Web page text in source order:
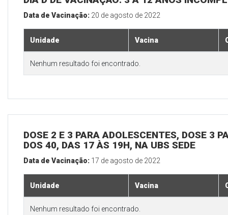
Data de Vacinação: 20 de agosto de 2022
Unidade Vacina
Nenhum resultado foi encontrado.
DOSE 2 E 3 PARA ADOLESCENTES, DOSE 3
DOS 40, DAS 17 ÀS 19H, NA UBS SEDE
Data de Vacinação: 17 de agosto de 2022
Unidade Vacina
Nenhum resultado foi encontrado.